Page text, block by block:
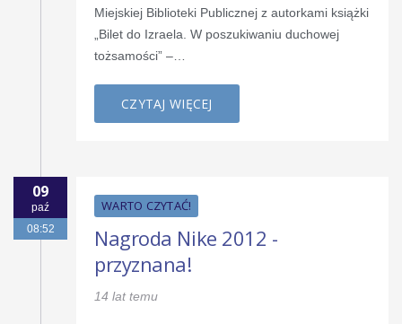
Miejskiej Biblioteki Publicznej z autorkami książki
„Bilet do Izraela. W poszukiwaniu duchowej
tożsamości” –…
CZYTAJ WIĘCEJ
09
paź
08:52
WARTO CZYTAĆ!
Nagroda Nike 2012 -
przyznana!
14 lat temu